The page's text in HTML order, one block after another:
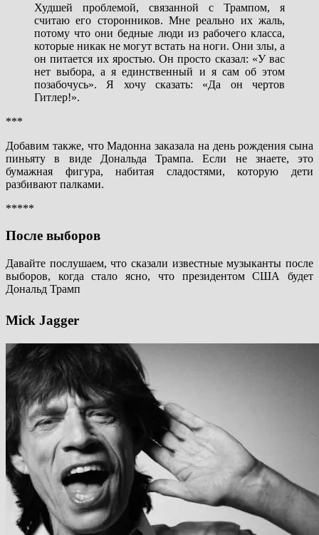
Худшей проблемой, связанной с Трампом, я
считаю его сторонников. Мне реально их жаль,
потому что они бедные люди из рабочего класса,
которые никак не могут встать на ноги. Они злы, а
он питается их яростью. Он просто сказал: «У вас
нет выбора, а я единственный и я сам об этом
позабочусь». Я хочу сказать: «Да он чертов
Гитлер!».
***
Добавим также, что Мадонна заказала на день рождения сына
пиньяту в виде Дональда Трампа. Если не знаете, это
бумажная фигура, набитая сладостями, которую дети
разбивают палками.
*****
После выборов
Давайте послушаем, что сказали известные музыканты после
выборов, когда стало ясно, что президентом США будет
Дональд Трамп
Mick Jagger